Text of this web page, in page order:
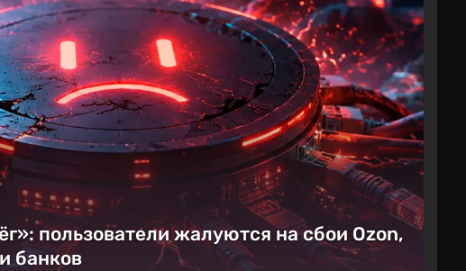
пользователи жалуются на сбои Ozon,
банков